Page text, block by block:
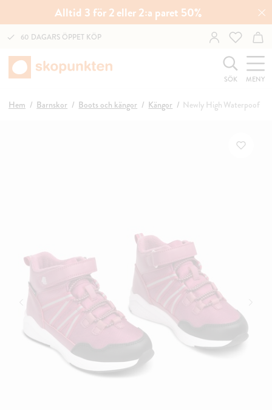
Alltid 3 för 2 eller 2:a paret 50%
60 DAGARS ÖPPET KÖP
SÖK MENY
Hem Barnskor Boots och kängor Kängor Newly High Waterpoof